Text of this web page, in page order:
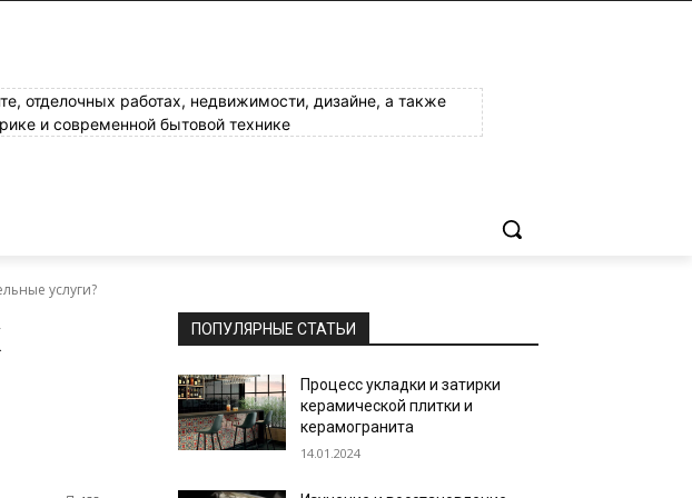
отделочных работах, недвижимости, дизайне, а также
и современной бытовой технике
услуги?
ПОПУЛЯРНЫЕ СТАТЬИ
Процесс укладки и затирки
керамической плитки и
керамогранита
14.01.2024